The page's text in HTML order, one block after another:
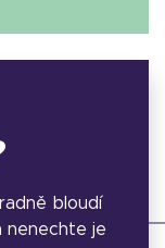
bloudí
nenechte je